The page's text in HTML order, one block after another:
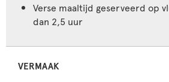
Verse maaltijd geserveerd op
dan 2,5 uur
VERMAAK